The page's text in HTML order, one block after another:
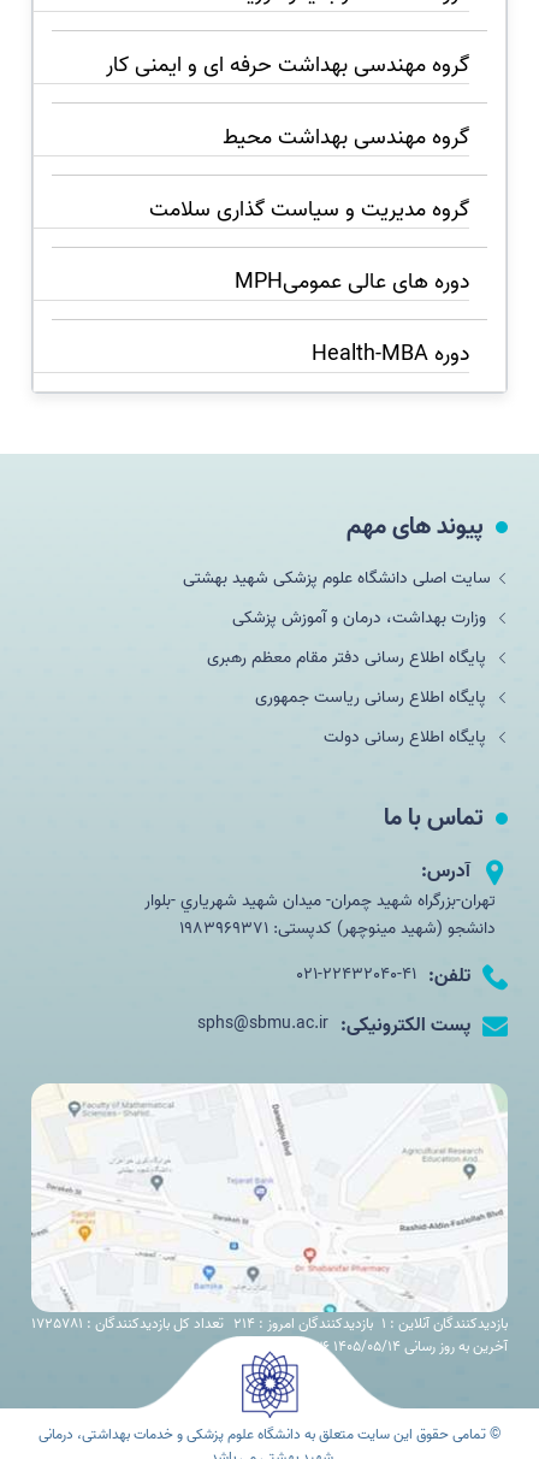
گروه مهندسی بهداشت حرفه ای و ایمنی کار
گروه مهندسی بهداشت محیط
گروه مدیریت و سیاست گذاری سلامت
دوره های عالی عمومیMPH
دوره Health-MBA
پیوند های مهم
سایت اصلی دانشگاه علوم پزشکی شهید بهشتی
وزارت بهداشت، درمان و آموزش پزشکی
پایگاه اطلاع رسانی دفتر مقام معظم رهبری
پایگاه اطلاع رسانی ریاست جمهوری
پایگاه اطلاع رسانی دولت
تماس با ما
آدرس:
تهران-بزرگراه شهید چمران- ميدان شهيد شهرياري -بلوار
دانشجو (شهید مینوچهر) کدپستی: 1983969371
تلفن: 021-22432040-41
پست الکترونیکی: sphs@sbmu.ac.ir
بازدیدکنندگان آنلاین : 1 بازدیدکنندگان امروز : 214
تعداد کل بازدیدکنندگان : 1725781
آخرین به روز رسانی 1405/05/14 12:36
© تمامی حقوق این سایت متعلق به دانشگاه علوم پزشکی و خدمات بهداشتی، درمانی